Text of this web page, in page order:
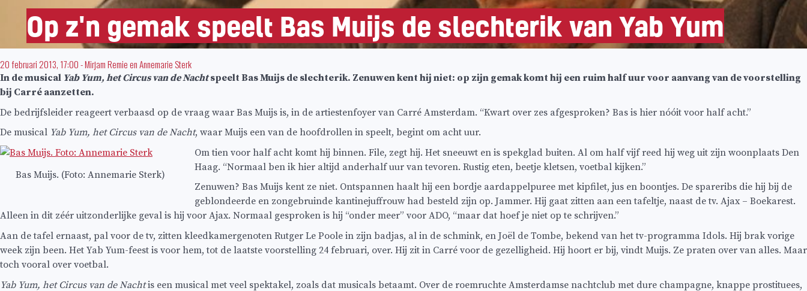
Op z'n gemak speelt Bas Muijs de slechterik van Yab Yum
20 februari 2013, 17:00-Mirjam RemieenAnnemarie Sterk
In de musical Yab Yum, het Circus van de Nachtspeelt Bas Muijs de slechterik. Zenuwen kent hij niet: op zijn gemak komt hij een ruim half uur voor aanvang van de voorstelling
bij Carré aanzetten.
De bedrijfsleider reageert verbaasd op de vraag waar Bas Muijs is, in de artiestenfoyer van Carré Amsterdam. “Kwart over zes afgesproken? Bas is hier nóóit voor half acht.”
De musical Yab Yum, het Circus van de Nacht, waar Muijs een van de hoofdrollen in speelt, begint om acht uur.
Bas Muijs. (Foto: Annemarie Sterk)
Om tien voor half acht komt hij binnen. File, zegt hij. Het sneeuwt en is spekglad buiten. Al om half vijf reed hij weg uit zijn woonplaats Den
Haag. “Normaal ben ik hier altijd anderhalf uur van tevoren. Rustig eten, beetje kletsen, voetbal kijken.”
Zenuwen? Bas Muijs kent ze niet. Ontspannen haalt hij een bordje aardappelpuree met kipfilet, jus en boontjes. De spareribs die hij bij de
geblondeerde en zongebruinde kantinejuffrouw had besteld zijn op. Jammer. Hij gaat zitten aan een tafeltje, naast de tv. Ajax – Boekarest.
Alleen in dit zéér uitzonderlijke geval is hij voor Ajax. Normaal gesproken is hij “onder meer” voor ADO, “maar dat hoef je niet op te schrijven.”
Aan de tafel ernaast, pal voor de tv, zitten kleedkamergenoten Rutger Le Poole in zijn badjas, al in de schmink, en Joël de Tombe, bekend van het tv-programma Idols. Hij brak vorige
week zijn been. Het Yab Yum-feest is voor hem, tot de laatste voorstelling 24 februari, over. Hij zit in Carré voor de gezelligheid. Hij hoort er bij, vindt Muijs. Ze praten over van alles. Maar
toch vooral over voetbal.
Yab Yum, het Circus van de Nachtis een musical met veel spektakel, zoals dat musicals betaamt. Over de roemruchte Amsterdamse nachtclub met dure champagne, knappe prostituees,